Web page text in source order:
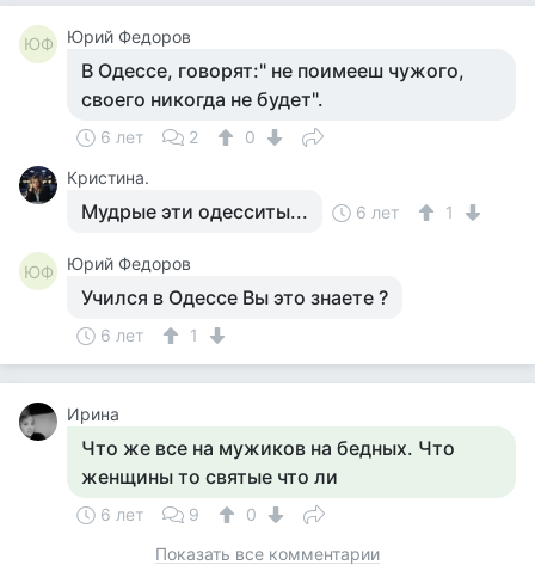
ЮФ Юрий Федоров
В Одессе, говорят:" не поимееш чужого,
своего никогда не будет".
6 лет 2
0
Кристина.
Мудрые эти одесситы... 6 лет 1
ЮФ Юрий Федоров
Учился в Одессе Вы это знаете ?
6 лет 1
Ирина
Что же все на мужиков на бедных. Что
женщины то святые что ли
6 лет 9
0
Показать все комментарии